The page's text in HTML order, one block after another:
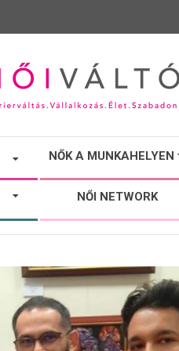
NŐK A MUNKAHELYEN
NŐI NETWORK